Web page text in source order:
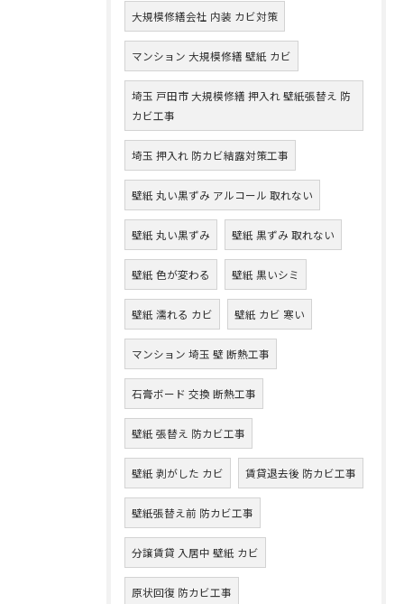
大規模修繕会社 内装 カビ対策
マンション 大規模修繕 壁紙 カビ
埼玉 戸田市 大規模修繕 押入れ 壁紙張替え 防
カビ工事
埼玉 押入れ 防カビ結露対策工事
壁紙 丸い黒ずみ アルコール 取れない
壁紙 丸い黒ずみ 壁紙 黒ずみ 取れない
壁紙 色が変わる 壁紙 黒いシミ
壁紙 濡れる カビ 壁紙 カビ 寒い
マンション 埼玉 壁 断熱工事
石膏ボード 交換 断熱工事
壁紙 張替え 防カビ工事
壁紙 剥がした カビ 賃貸退去後 防カビ工事
壁紙張替え前 防カビ工事
分譲賃貸 入居中 壁紙 カビ
原状回復 防カビ工事